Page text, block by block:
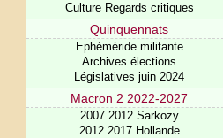
Culture Regards critiques
Quinquennats
Ephéméride militante
Archives élections
Législatives juin 2024
Macron 2 2022-2027
2007 2012 Sarkozy
2012 2017 Hollande